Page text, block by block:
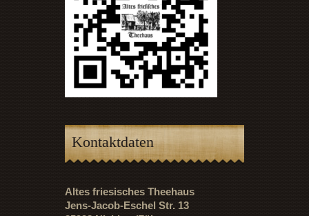
Kontaktdaten
Altes friesisches Theehaus
Jens-Jacob-Eschel Str. 13